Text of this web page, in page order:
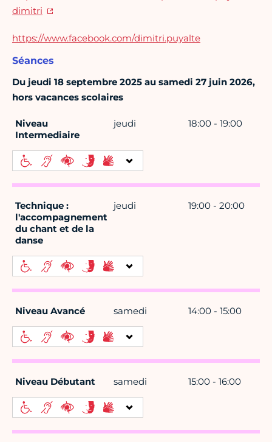
dimitri
https://www.facebook.com/dimitri.puyalte
Séances
Du jeudi 18 septembre 2025 au samedi 27 juin 2026,
hors vacances scolaires
Niveau
Intermediaire
jeudi 18:00 - 19:00
Technique :
l'accompagnement
du chant et de la
danse
jeudi 19:00 - 20:00
Niveau Avancé samedi 14:00 - 15:00
Niveau Débutant samedi 15:00 - 16:00